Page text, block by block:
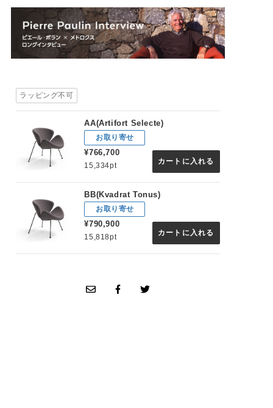
ラッピング不可
AA(Artifort Selecte)
お取り寄せ
¥766,700
15,334pt カートに入れる
BB(Kvadrat Tonus)
お取り寄せ
¥790,900
15,818pt カートに入れる